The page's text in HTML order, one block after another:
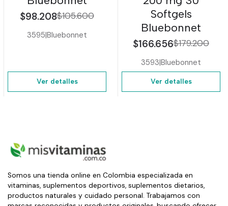
$98.208$105.600
3595|Bluebonnet
Ver detalles
Softgels
Bluebonnet
$166.656$179.200
3593|Bluebonnet
Ver detalles
Somos una tienda online en Colombia especializada en
vitaminas, suplementos deportivos, suplementos dietarios,
productos naturales y cuidado personal. Trabajamos con